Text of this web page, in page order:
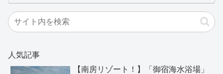
人気記事
【南房リゾート！】「御宿海水浴場」